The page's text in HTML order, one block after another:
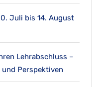
Juli bis 14. August
Lehrabschluss –
Perspektiven